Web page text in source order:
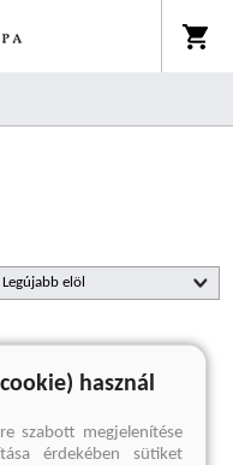
nincs találat
használ
szabott megjelenítése
érdekében sütiket